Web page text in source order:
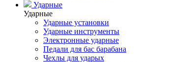
Ударные
Ударные
Ударные установки
Ударные инструменты
Электронные ударные
Педали для бас барабана
Чехлы для ударых